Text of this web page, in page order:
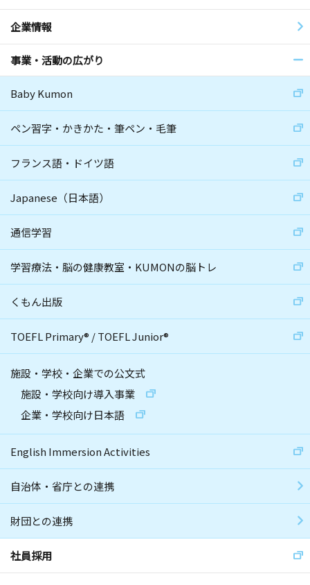
企業情報
事業・活動の広がり
Baby Kumon
ペン習字・かきかた・筆ペン・毛筆
フランス語・ドイツ語
Japanese（日本語）
通信学習
学習療法・脳の健康教室・KUMONの脳トレ
くもん出版
TOEFL Primary® /TOEFL Junior®
施設・学校・企業での公文式
施設・学校向け導入事業
企業・学校向け日本語
English Immersion Activities
自治体・省庁との連携
財団との連携
社員採用